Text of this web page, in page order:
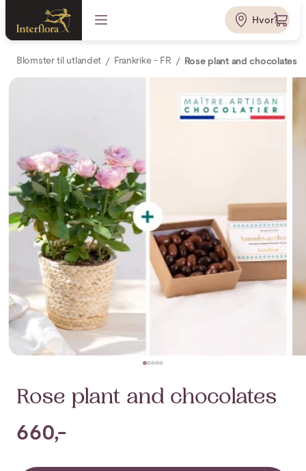
Hvor?
Blomster til utlandet Frankrike - FR Rose plant and chocolates
Rose plant and chocolates
660,-